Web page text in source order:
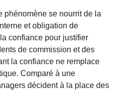
phénomène se nourrit de la
et obligation de
confiance pour justifier
de commission et des
la confiance ne remplace
Comparé à une
décident à la place des